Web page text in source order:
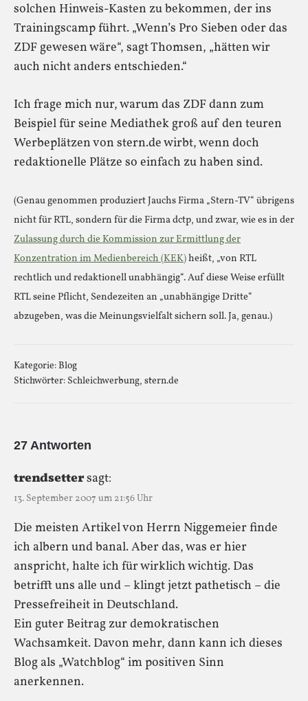
solchen Hinweis-Kasten zu bekommen, der ins
Trainingscamp führt. „Wenn’s Pro Sieben oder das
ZDF gewesen wäre“, sagt Thomsen, „hätten wir
auch nicht anders entschieden.“
Ich frage mich nur, warum das ZDF dann zum
Beispiel für seine Mediathek groß auf den teuren
Werbeplätzen von stern.de wirbt, wenn doch
redaktionelle Plätze so einfach zu haben sind.
(Genau genommen produziert Jauchs Firma „Stern-TV“ übrigens
nicht für RTL, sondern für die Firma dctp, und zwar, wie es in der
Zulassung durch die Kommission zur Ermittlung der
Konzentration im Medienbereich (KEK)heißt, „von RTL
rechtlich und redaktionell unabhängig“. Auf diese Weise erfüllt
RTL seine Pflicht, Sendezeiten an „unabhängige Dritte“
abzugeben, was die Meinungsvielfalt sichern soll. Ja, genau.)
Kategorie:Blog
Stichwörter: Schleichwerbung, stern.de
27 Antworten
trendsettersagt:
13. September 2007 um 21:56 Uhr
Die meisten Artikel von Herrn Niggemeier finde
ich albern und banal. Aber das, was er hier
anspricht, halte ich für wirklich wichtig. Das
betrifft uns alle und – klingt jetzt pathetisch – die
Pressefreiheit in Deutschland.
Ein guter Beitrag zur demokratischen
Wachsamkeit. Davon mehr, dann kann ich dieses
Blog als „Watchblog“ im positiven Sinn
anerkennen.